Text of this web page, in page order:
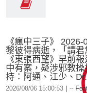
《瘋中三子》
黎彼得病逝，「請君
《東張西望》早前
中有案，疑涉邪教
持：阿通、江少、
2026/08/06 15:00:53 --